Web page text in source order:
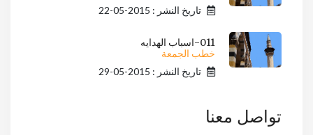
تاريخ النشر : 2015-05-22
011-اسباب الهدايه
خطب الجمعة
تاريخ النشر : 2015-05-29
تواصل معنا